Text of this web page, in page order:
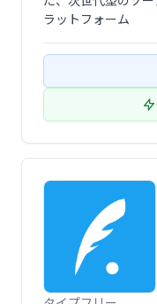
ラットフォーム